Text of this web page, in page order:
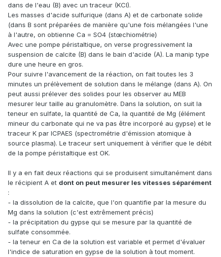
dans de l'eau (B) avec un traceur (KCl).
Les masses d'acide sulfurique (dans A) et de carbonate solide
(dans B sont préparées de manière qu'une fois mélangées l'une
à l'autre, on obtienne Ca = SO4 (stœchiométrie)
Avec une pompe péristaltique, on verse progressivement la
suspension de calcite (B) dans le bain d'acide (A). La manip type
dure une heure en gros.
Pour suivre l'avancement de la réaction, on fait toutes les 3
minutes un prélèvement de solution dans le mélange (dans A). On
peut aussi prélever des solides pour les observer au MEB
mesurer leur taille au granulomètre. Dans la solution, on suit la
teneur en sulfate, la quantité de Ca, la quantité de Mg (élément
mineur du carbonate qui ne va pas être incorporé au gypse) et le
traceur K par ICPAES (spectrométrie d'émission atomique à
source plasma). Le traceur sert uniquement à vérifier que le débit
de la pompe péristaltique est OK.
Il y a en fait deux réactions qui se produisent simultanément dans
le récipient A et dont on peut mesurer les vitesses séparément
:
- la dissolution de la calcite, que l'on quantifie par la mesure du
Mg dans la solution (c'est extrêmement précis)
- la précipitation du gypse qui se mesure par la quantité de
sulfate consommée.
- la teneur en Ca de la solution est variable et permet d'évaluer
l'indice de saturation en gypse de la solution à tout moment.